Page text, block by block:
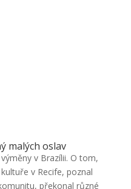
malých oslav
v Brazílii. O tom,
v Recife, poznal
překonal různé